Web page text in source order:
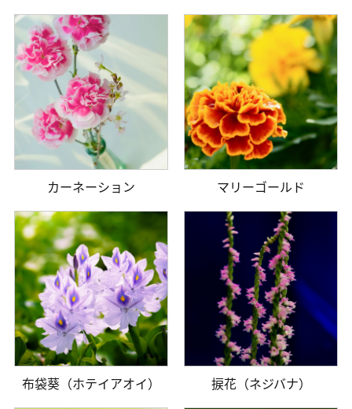
カーネーション マリーゴールド
布袋葵（ホテイアオイ） 捩花（ネジバナ）